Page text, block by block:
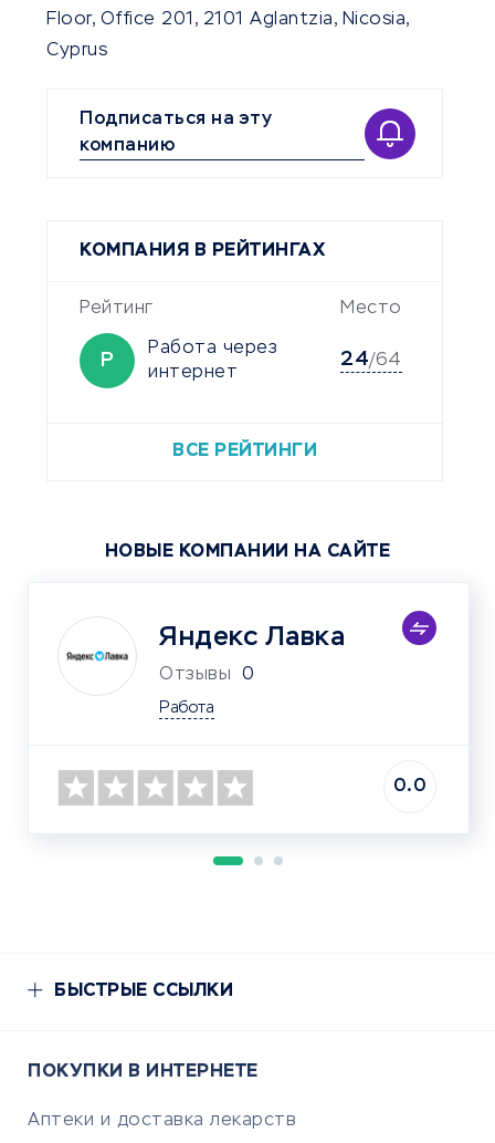
Floor, Office 201, 2101 Aglantzia, Nicosia,
Cyprus
Подписаться на эту
компанию
КОМПАНИЯ В РЕЙТИНГАХ
Рейтинг Место
Р
Работа через
интернет
24/64
ВСЕ РЕЙТИНГИ
НОВЫЕ КОМПАНИИ НА САЙТЕ
Яндекс Лавка
Отзывы 0
Работа
0.0
БЫСТРЫЕ ССЫЛКИ
ПОКУПКИ В ИНТЕРНЕТЕ
Аптеки и доставка лекарств